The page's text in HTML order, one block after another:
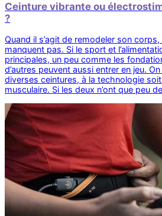
Ceinture vibrante ou
?
Quand il s’agit de remodeler son
manquent pas. Si le sport et
principales, un peu comme les
d’autres peuvent aussi entrer en jeu.
diverses ceintures, à la technologie
musculaire. Si les deux n’ont que peu